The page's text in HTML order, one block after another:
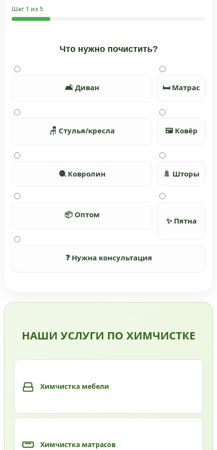
Шаг 1 из 5
Что нужно почистить?
🛋️ Диван 🛏️ Матрас
🪑 Стулья/кресла 🖼️ Ковёр
🧶 Ковролин 🚿 Шторы
📦 Оптом
✨ Пятна
❓ Нужна консультация
НАШИ УСЛУГИ ПО ХИМЧИСТКЕ
Химчистка мебели
Химчистка матрасов